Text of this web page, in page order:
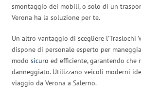
smontaggio dei mobili, o solo di un
Verona ha la soluzione per te.
Un altro vantaggio di scegliere l’Traslochi
dispone di personale esperto per
modo sicuro ed efficiente, garantendo che
danneggiato. Utilizzano veicoli moderni
viaggio da Verona a Salerno.